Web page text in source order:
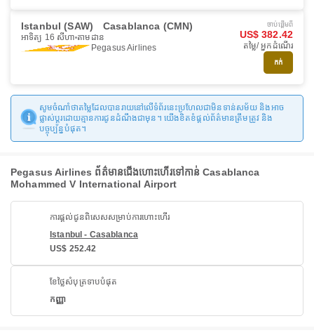
Istanbul (SAW) Casablanca (CMN)
អាទិត្យ 16 សីហា តាមដាន
Pegasus Airlines
ចាប់ផ្ដើមពី
US$ 382.42
តម្លៃ/ អ្នកដំណើរ
កក់
សូមចំណាំថាតម្លៃដែលបានរាយនៅលើទំព័រនេះប្រហែលជាមិនទាន់សម័យ និងអាច
ផ្លាស់ប្តូរដោយគ្មានការជូនដំណឹងជាមុន។ យើងខិតខំផ្តល់ព័ត៌មានត្រឹមត្រូវ និង
បច្ចុប្បន្នបំផុត។
Pegasus Airlines ព័ត៌មានជើងហោះហើរទៅកាន់ Casablanca
Mohammed V International Airport
ការផ្តល់ជូនពិសេសសម្រាប់ការហោះហើរ
Istanbul - Casablanca
US$ 252.42
ខែថ្លៃសំបុត្រទាបបំផុត
កញ្ញា